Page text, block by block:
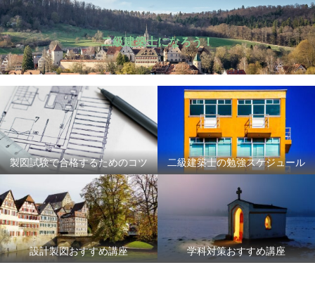
二級建築士になろう！
製図試験で合格するためのコツ 二級建築士の勉強スケジュール
設計製図おすすめ講座 学科対策おすすめ講座